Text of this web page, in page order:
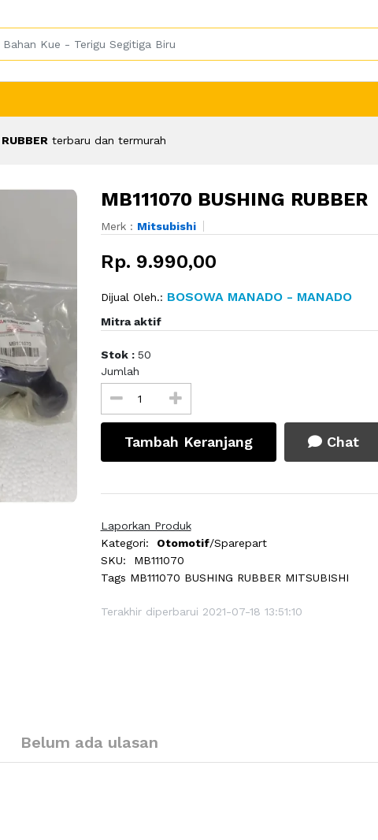
terbaru dan termurah
MB111070 BUSHING RUBBER
Merk : Mitsubishi
Rp. 9.990,00
Dijual Oleh.: BOSOWA MANADO - MANADO
Mitra aktif
Stok : 50
Jumlah
Tambah Keranjang Chat
Laporkan Produk
Kategori:
Otomotif/Sparepart
SKU:
MB111070
Tags MB111070 BUSHING RUBBER MITSUBISHI
Terakhir diperbarui 2021-07-18 13:51:10
Belum ada ulasan